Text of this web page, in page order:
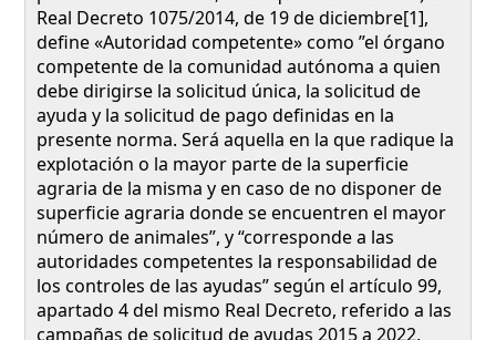
Real Decreto 1075/2014, de 19 de diciembre[1],
define «Autoridad competente» como ”el órgano
competente de la comunidad autónoma a quien
debe dirigirse la solicitud única, la solicitud de
ayuda y la solicitud de pago definidas en la
presente norma. Será aquella en la que radique la
explotación o la mayor parte de la superficie
agraria de la misma y en caso de no disponer de
superficie agraria donde se encuentren el mayor
número de animales”, y “corresponde a las
autoridades competentes la responsabilidad de
los controles de las ayudas” según el artículo 99,
apartado 4 del mismo Real Decreto, referido a las
campañas de solicitud de ayudas 2015 a 2022,